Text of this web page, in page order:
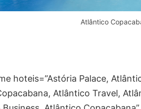
Atlântico
hoteis=”Astória Palace,
Atlântico Travel,